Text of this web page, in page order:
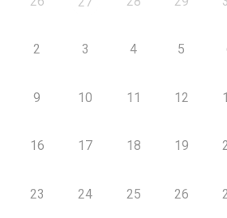
2 3 4 5
9 10 11 12
16 17 18 19
23 24 25 26